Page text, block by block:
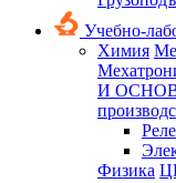
Учебно-
Химия
И
Физика